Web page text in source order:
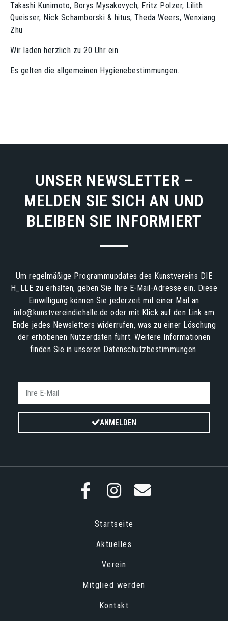
Takashi Kunimoto, Borys Mysakovych, Fritz Polzer, Lilith
Queisser, Nick Schamborski & hitus, Theda Weers, Wenxiang
Zhu
Wir laden herzlich zu 20 Uhr ein.
Es gelten die allgemeinen Hygienebestimmungen.
UNSER NEWSLETTER –
MELDEN SIE SICH AN UND
BLEIBEN SIE INFORMIERT
Um regelmäßige Programmupdates des Kunstvereins DIE
H_LLE zu erhalten, geben Sie Ihre E-Mail-Adresse ein. Diese
Einwilligung können Sie jederzeit mit einer Mail an
info@kunstvereindiehalle.de oder mit Klick auf den Link am
Ende jedes Newsletters widerrufen, was zu einer Löschung
der erhobenen Nutzerdaten führt. Weitere Informationen
finden Sie in unseren Datenschutzbestimmungen.
ANMELDEN
Startseite
Aktuelles
Verein
Mitglied werden
Kontakt